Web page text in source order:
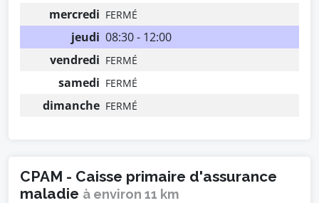
mercredi FERMÉ
jeudi 08:30 - 12:00
vendredi FERMÉ
samedi FERMÉ
dimanche FERMÉ
CPAM - Caisse primaire d'assurance
maladie à environ 11 km